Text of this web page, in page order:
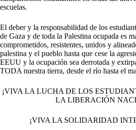
escuelas.
El deber y la responsabilidad de los
de Gaza y de toda la Palestina ocupada es
comprometidos, resistentes, unidos y
palestina y el pueblo hasta que cese la
EEUU y la ocupación sea derrotada y
TODA nuestra tierra, desde el río hasta el
¡VIVA LA LUCHA DE LOS
LA LIBERACIÓN
¡VIVA LA SOLIDARIDAD